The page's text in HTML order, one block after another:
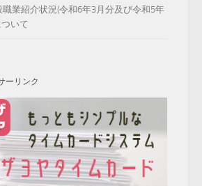
職業紹介状況(令和6年3月分及び令和5年
いて
ーリンク